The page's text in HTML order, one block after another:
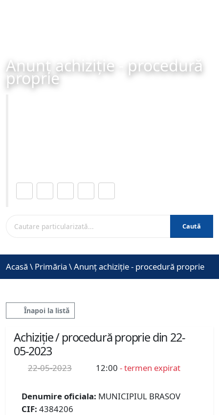
Anunț achiziție - procedură
proprie
Caută
Acasă \ Primăria \Anunț achiziție - procedură proprie
Înapoi la listă
Achiziție / procedură proprie din 22-
05-2023
22-05-2023 12:00 - termen expirat
Denumire oficiala: MUNICIPIUL BRASOV
CIF: 4384206